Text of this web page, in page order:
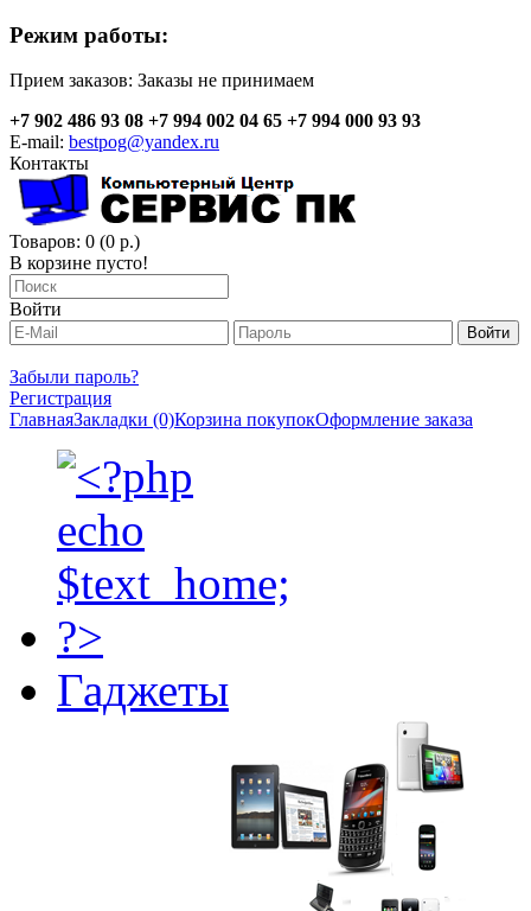
Режим работы:
Прием заказов: Заказы не принимаем
+7 902 486 93 08 +7 994 002 04 65 +7 994 000 93 93
E-mail: bestpog@yandex.ru
Контакты
Товаров: 0 (0 р.)
В корзине пусто!
Войти
Забыли пароль?
Регистрация
ГлавнаяЗакладки (0)Корзина покупокОформление заказа
Гаджеты